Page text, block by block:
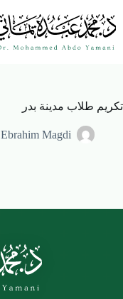
تكريم طلاب مدينة بدر
Ebrahim Magdi